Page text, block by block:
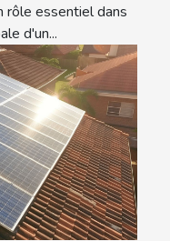
rôle essentiel dans
d'un...